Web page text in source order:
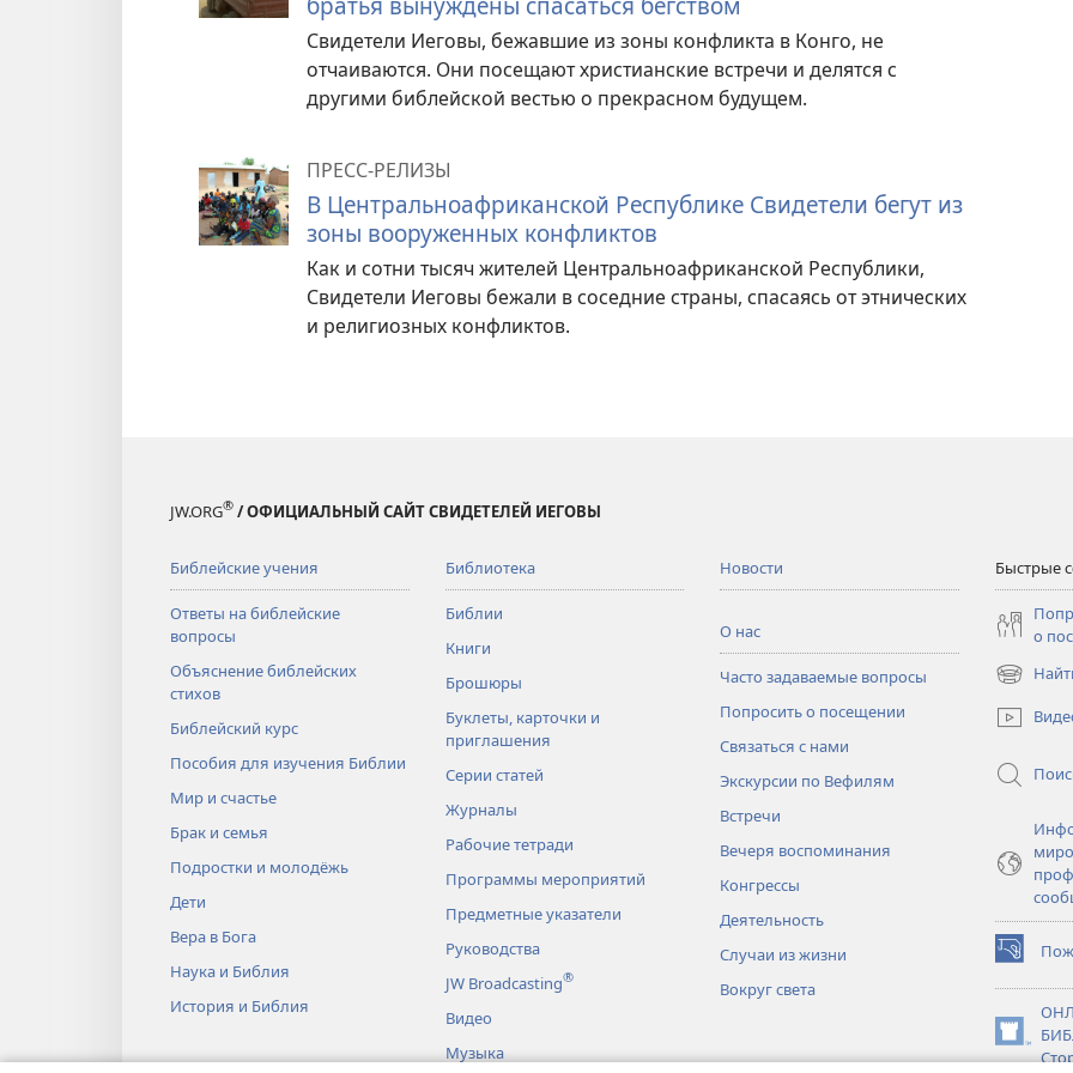
Свидетели Иеговы, бежавшие из зоны конфликта в Конго, не
отчаиваются. Они посещают христианские встречи и делятся с
другими библейской вестью о прекрасном будущем.
ПРЕСС-РЕЛИЗЫ
В Центральноафриканской Республике Свидетели бегут из
зоны вооруженных конфликтов
Как и сотни тысяч жителей Центральноафриканской Республики,
Свидетели Иеговы бежали в соседние страны, спасаясь от этнических
и религиозных конфликтов.
JW.ORG® / ОФИЦИАЛЬНЫЙ САЙТ СВИДЕТЕЛЕЙ ИЕГОВЫ
Библейские учения
Ответы на библейские
вопросы
Объяснение библейских
стихов
Библейский курс
Пособия для изучения Библии
Мир и счастье
Брак и семья
Подростки и молодёжь
Дети
Вера в Бога
Наука и Библия
История и Библия
Библиотека
Библии
Книги
Брошюры
Буклеты, карточки и
приглашения
Серии статей
Журналы
Рабочие тетради
Программы мероприятий
Предметные указатели
Руководства
JW Broadcasting®
Видео
Музыка
Новости
О нас
Часто задаваемые вопросы
Попросить о посещении
Связаться с нами
Экскурсии по Вефилям
Встречи
Вечеря воспоминания
Конгрессы
Деятельность
Случаи из жизни
Вокруг света
Быстрые
о
в
новом
в
новом
окне)
в